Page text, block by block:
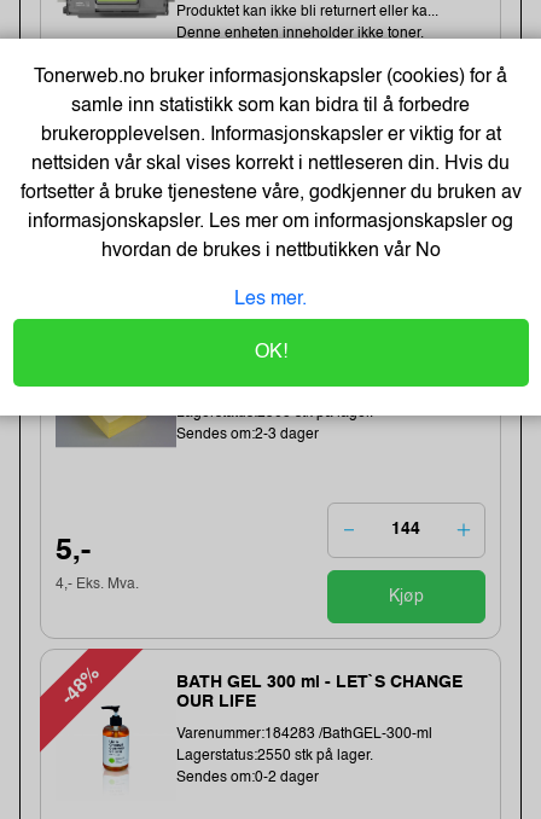
Produktet kan ikke bli returnert eller ka...
Denne enheten inneholder ikke toner.
3 820,-
3 056,- Eks. Mva.
Tartan Klistrelapper 76x76 gul
Varenummer:225034 /7100296531
Lagerstatus:2568 stk på lager.
Sendes om:2-3 dager
5,-
4,- Eks. Mva.
Kjøp
-48%
BATH GEL 300 ml - LET`S CHANGE
OUR LIFE
Varenummer:184283 /BathGEL-300-ml
Lagerstatus:2550 stk på lager.
Sendes om:0-2 dager
Tonerweb.no bruker informasjonskapsler (cookies) for å
samle inn statistikk som kan bidra til å forbedre
brukeropplevelsen. Informasjonskapsler er viktig for at
nettsiden vår skal vises korrekt i nettleseren din. Hvis du
fortsetter å bruke tjenestene våre, godkjenner du bruken av
informasjonskapsler. Les mer om informasjonskapsler og
hvordan de brukes i nettbutikken vårNo
Les mer.
OK!